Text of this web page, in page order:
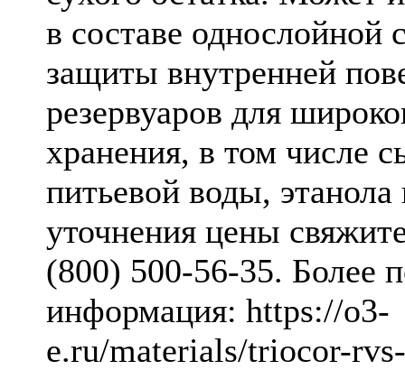
в составе однослойной
защиты внутренней
резервуаров для
хранения, в том числе
питьевой воды,
уточнения цены
(800) 500-56-35. Более
информация: https://o3-
e.ru/materials/triocor-